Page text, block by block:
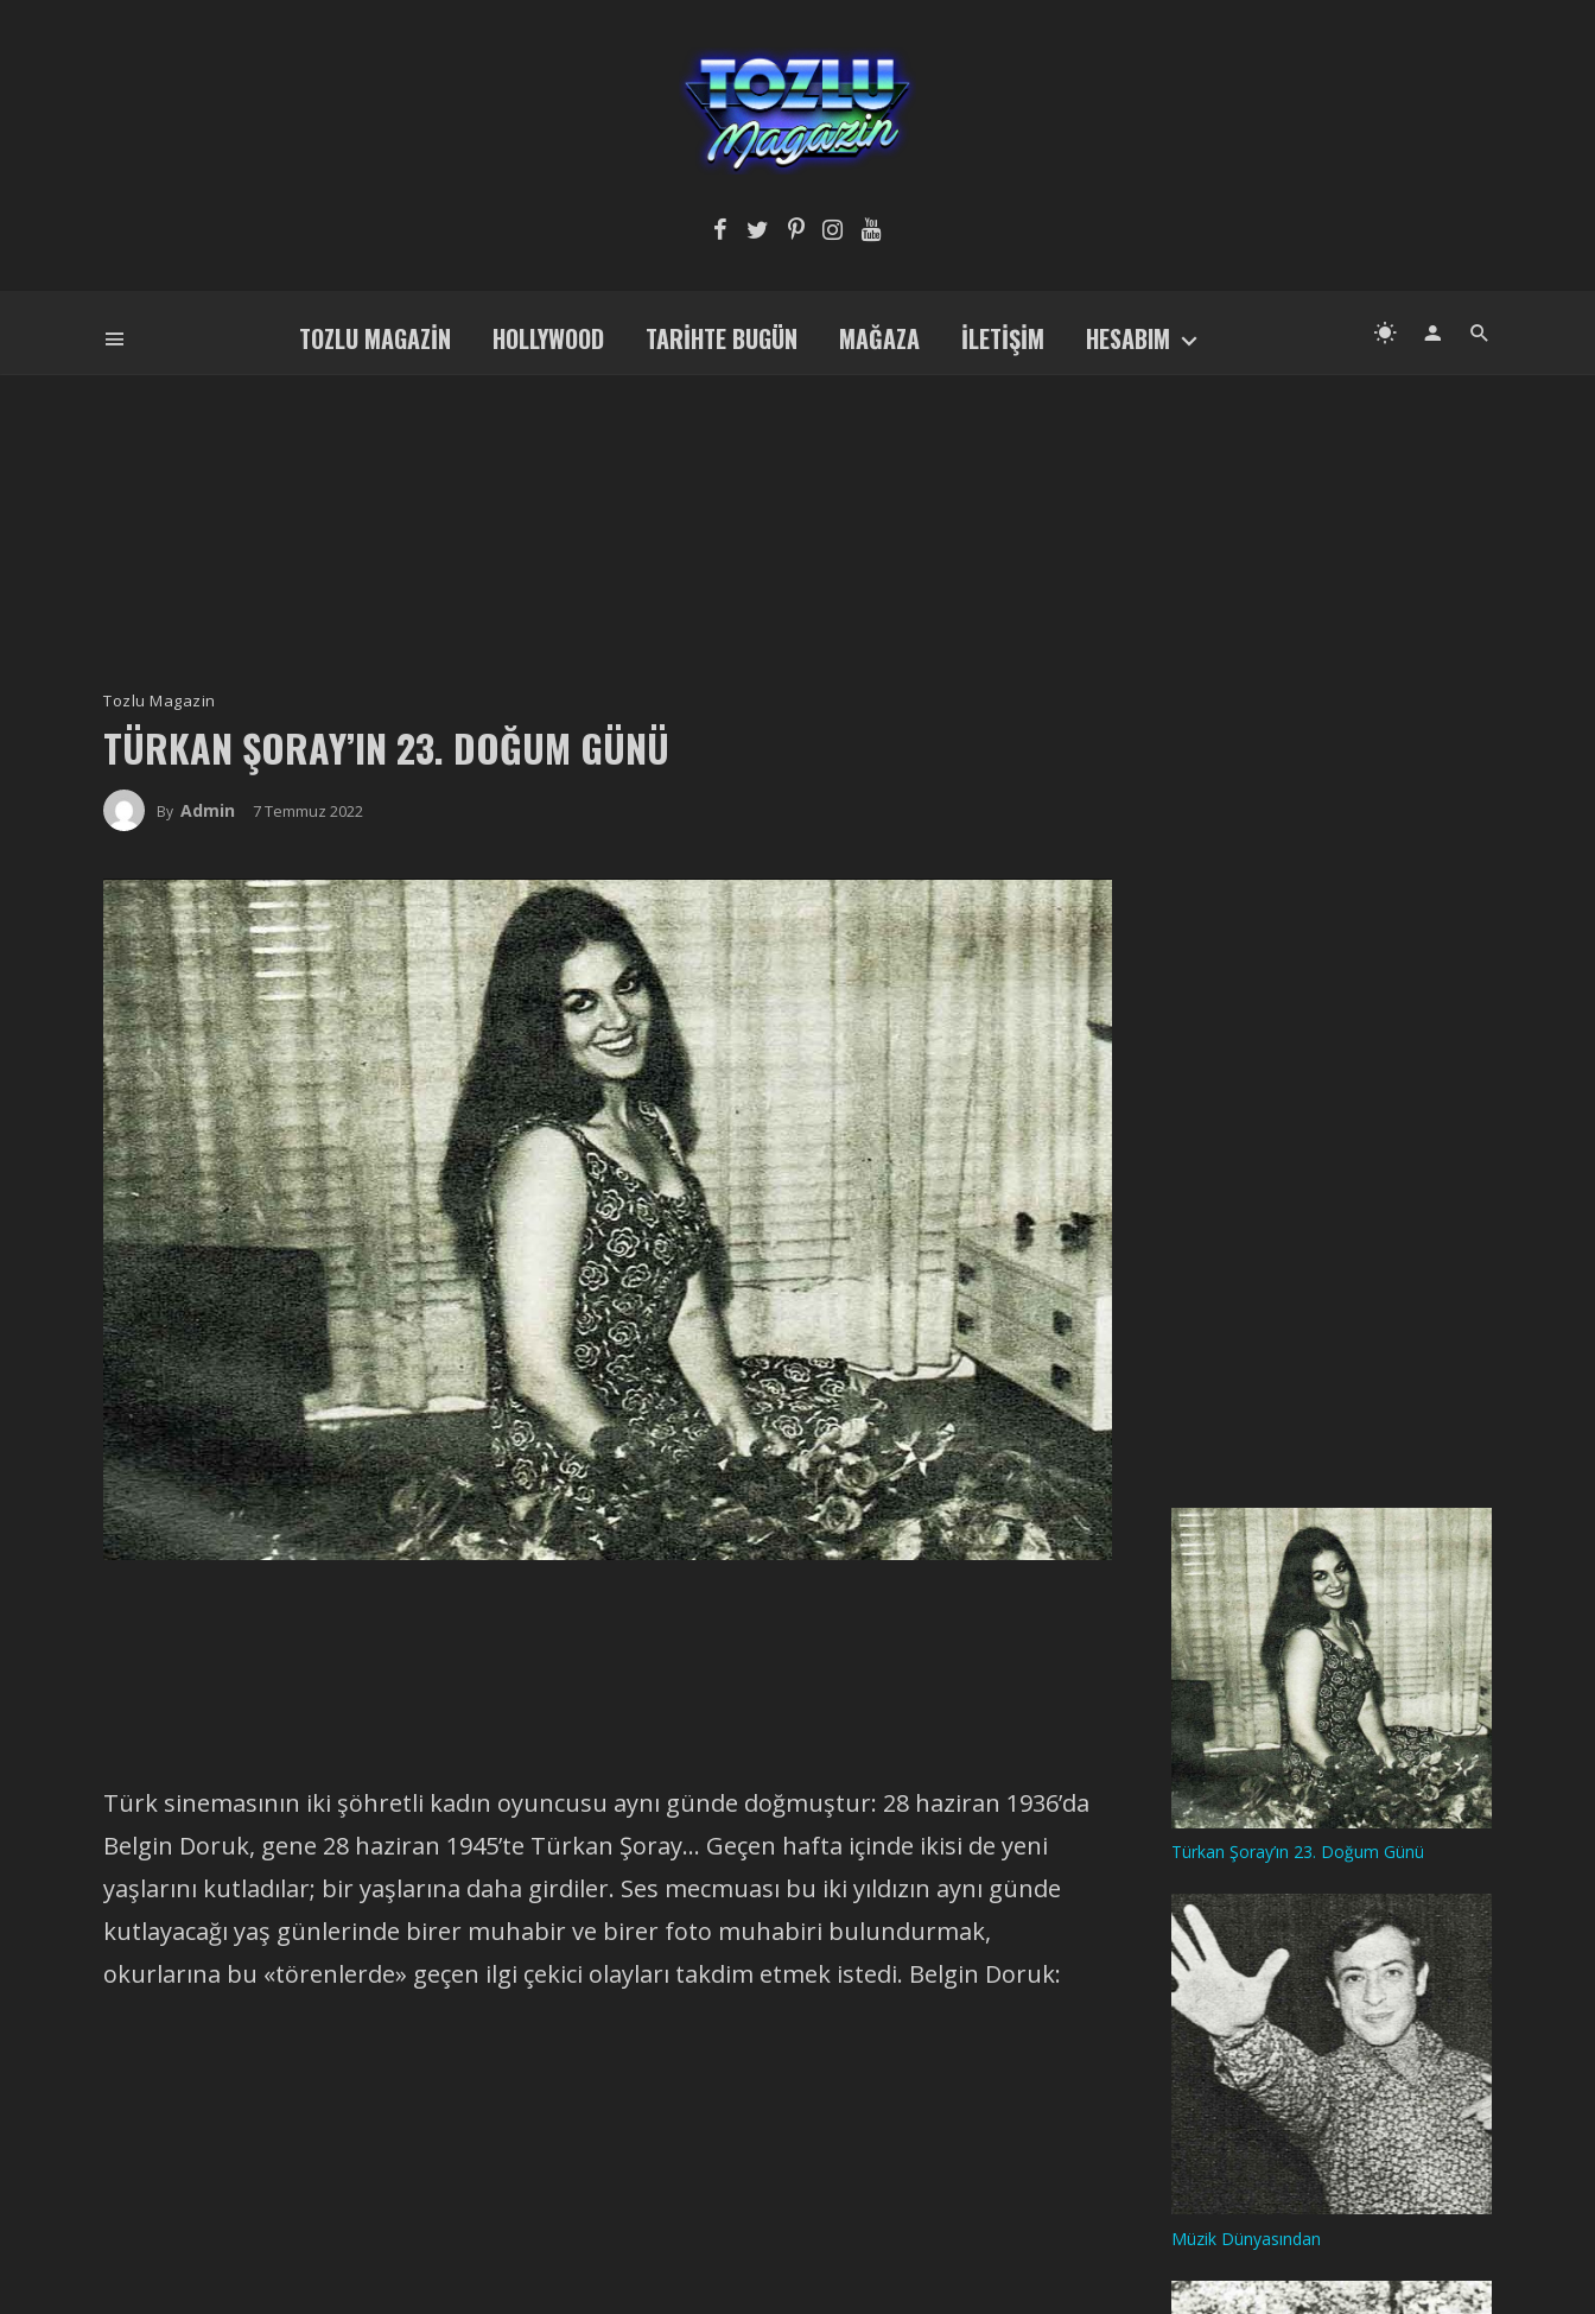
TOZLU MAGAZIN HOLLYWOOD TARIHTE BUGÜN MAĞAZA İLETIŞIM HESABIM
Tozlu Magazin
TÜRKAN ŞORAY’IN 23. DOĞUM GÜNÜ
By Admin 7 Temmuz 2022
Türk sinemasının iki şöhretli kadın oyuncusu aynı günde doğmuştur: 28 haziran 1936’da
Belgin Doruk, gene 28 haziran 1945’te Türkan Şoray… Geçen hafta içinde ikisi de yeni
yaşlarını kutladılar; bir yaşlarına daha girdiler. Ses mecmuası bu iki yıldızın aynı günde
kutlayacağı yaş günlerinde birer muhabir ve birer foto muhabiri bulundurmak,
okurlarına bu «törenlerde» geçen ilgi çekici olayları takdim etmek istedi. Belgin Doruk:
Türkan Şoray’ın 23. Doğum Günü
Müzik Dünyasından